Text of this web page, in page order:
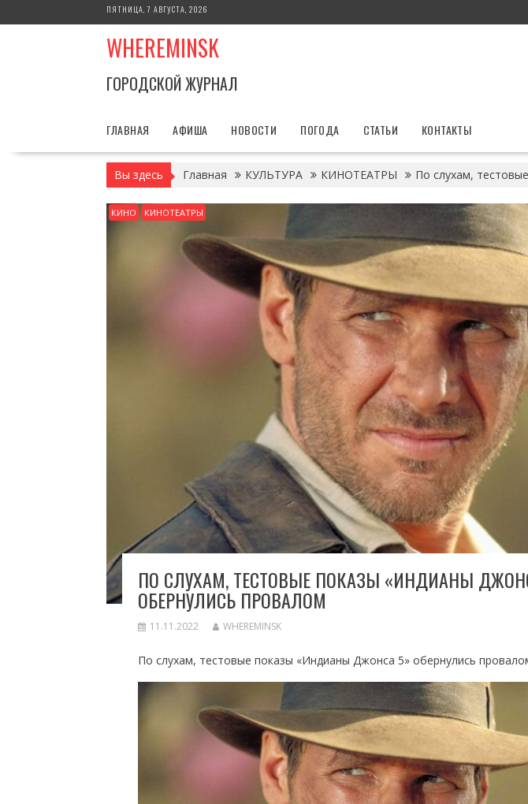
к
ПЯТНИЦА, 7 АВГУСТА, 2026
WHEREMINSK
ГОРОДСКОЙ ЖУРНАЛ
ГЛАВНАЯ АФИША НОВОСТИ ПОГОДА СТАТЬИ КОНТАКТЫ
Вы здесь Главная КУЛЬТУРА КИНОТЕАТРЫ По слухам,
КИНО КИНОТЕАТРЫ
ПО СЛУХАМ, ТЕСТОВЫЕ ПОКАЗЫ «ИНДИАНЫ
ОБЕРНУЛИСЬ ПРОВАЛОМ
11.11.2022 WHEREMINSK
По слухам, тестовые показы «Индианы Джонса 5» обернулись